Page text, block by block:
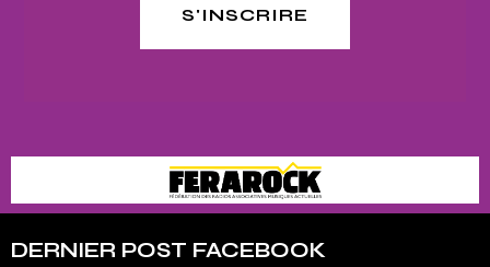
S'INSCRIRE
DERNIER POST FACEBOOK